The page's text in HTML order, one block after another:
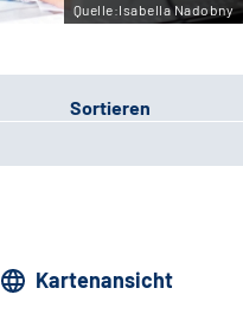
Quelle:Isabella Nadobny
Sortieren
Kartenansicht